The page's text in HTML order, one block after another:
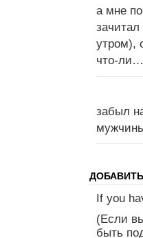
а мне
утром),
что-
забыл
If you
(Если
быть